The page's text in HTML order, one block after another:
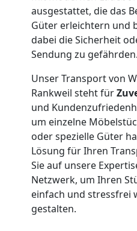
ausgestattet, die das
Güter erleichtern und
dabei die Sicherheit
Sendung zu gefährden.
Unser Transport von
Rankweil steht für
und
um einzelne
oder spezielle Güter
Lösung für Ihren
Sie auf unsere
Netzwerk, um Ihren
einfach und stressfrei
gestalten.
Wolfsberg
Qualitäts-
Umzüge
Wolfsberg
Wolfsberg